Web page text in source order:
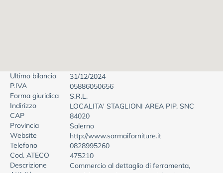
Ultimo bilancio
31/12/2024
P.IVA
05886050656
Forma giuridica
S.R.L.
Indirizzo
LOCALITA' STAGLIONI AREA PIP, SNC
CAP
84020
Provincia
Salerno
Website
http://www.sarmaiforniture.it
Telefono
0828995260
Cod. ATECO
475210
Descrizione
Commercio al dettaglio di ferramenta,